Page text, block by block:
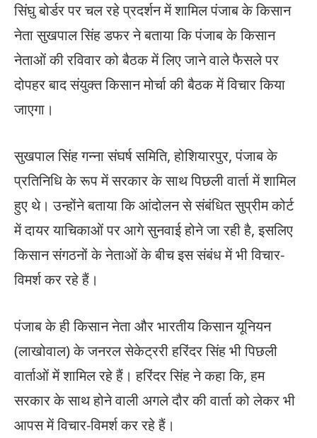
सिंघु बोर्डर पर चल रहे प्रदर्शन में शामिल पंजाब के किसान
नेता सुखपाल सिंह डफर ने बताया कि पंजाब के किसान
नेताओं की रविवार को बैठक में लिए जाने वाले फैसले पर
दोपहर बाद संयुक्त किसान मोर्चा की बैठक में विचार किया
जाएगा।
सुखपाल सिंह गन्ना संघर्ष समिति, होशियारपुर, पंजाब के
प्रतिनिधि के रूप में सरकार के साथ पिछली वार्ता में शामिल
हुए थे। उन्होंने बताया कि आंदोलन से संबंधित सुप्रीम कोर्ट
में दायर याचिकाओं पर आगे सुनवाई होने जा रही है, इसलिए
किसान संगठनों के नेताओं के बीच इस संबंध में भी विचार-
विमर्श कर रहे हैं।
पंजाब के ही किसान नेता और भारतीय किसान यूनियन
(लाखोवाल) के जनरल सेकेट्ररी हरिंदर सिंह भी पिछली
वार्ताओं में शामिल रहे हैं। हरिंदर सिंह ने कहा कि, हम
सरकार के साथ होने वाली अगले दौर की वार्ता को लेकर भी
आपस में विचार-विमर्श कर रहे हैं।